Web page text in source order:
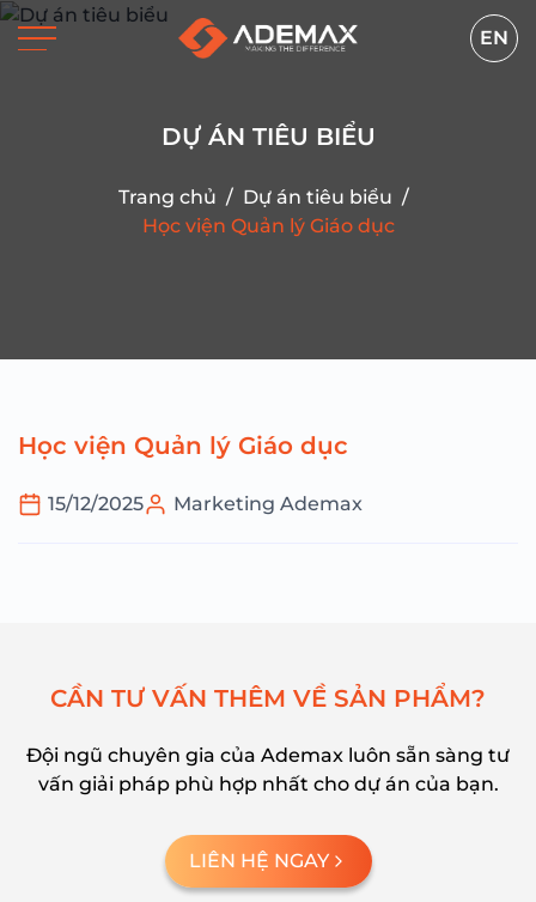
EN
DỰ ÁN TIÊU BIỂU
Trang chủ / Dự án tiêu biểu /
Học viện Quản lý Giáo dục
Học viện Quản lý Giáo dục
15/12/2025 Marketing Ademax
CẦN TƯ VẤN THÊM VỀ SẢN PHẨM?
Đội ngũ chuyên gia của Ademax luôn sẵn sàng tư
vấn giải pháp phù hợp nhất cho dự án của bạn.
LIÊN HỆ NGAY